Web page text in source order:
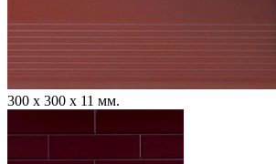
300 x 300 x 11 мм.